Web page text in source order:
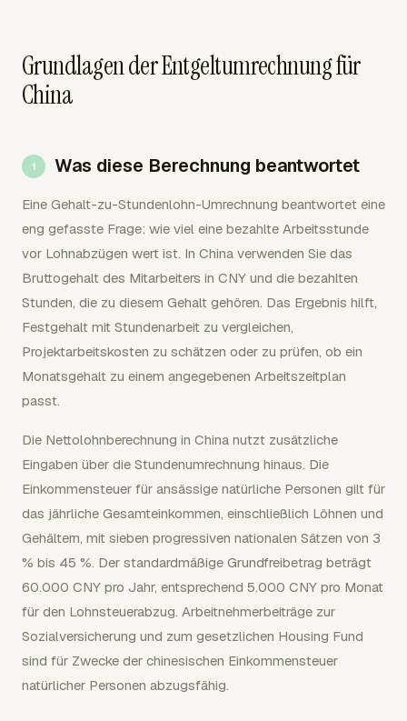
Grundlagen der Entgeltumrechnung für
China
Was diese Berechnung beantwortet
Eine Gehalt-zu-Stundenlohn-Umrechnung beantwortet eine
eng gefasste Frage: wie viel eine bezahlte Arbeitsstunde
vor Lohnabzügen wert ist. In China verwenden Sie das
Bruttogehalt des Mitarbeiters in CNY und die bezahlten
Stunden, die zu diesem Gehalt gehören. Das Ergebnis hilft,
Festgehalt mit Stundenarbeit zu vergleichen,
Projektarbeitskosten zu schätzen oder zu prüfen, ob ein
Monatsgehalt zu einem angegebenen Arbeitszeitplan
passt.
Die Nettolohnberechnung in China nutzt zusätzliche
Eingaben über die Stundenumrechnung hinaus. Die
Einkommensteuer für ansässige natürliche Personen gilt für
das jährliche Gesamteinkommen, einschließlich Löhnen und
Gehältern, mit sieben progressiven nationalen Sätzen von 3
% bis 45 %. Der standardmäßige Grundfreibetrag beträgt
60.000 CNY pro Jahr, entsprechend 5.000 CNY pro Monat
für den Lohnsteuerabzug. Arbeitnehmerbeiträge zur
Sozialversicherung und zum gesetzlichen Housing Fund
sind für Zwecke der chinesischen Einkommensteuer
natürlicher Personen abzugsfähig.